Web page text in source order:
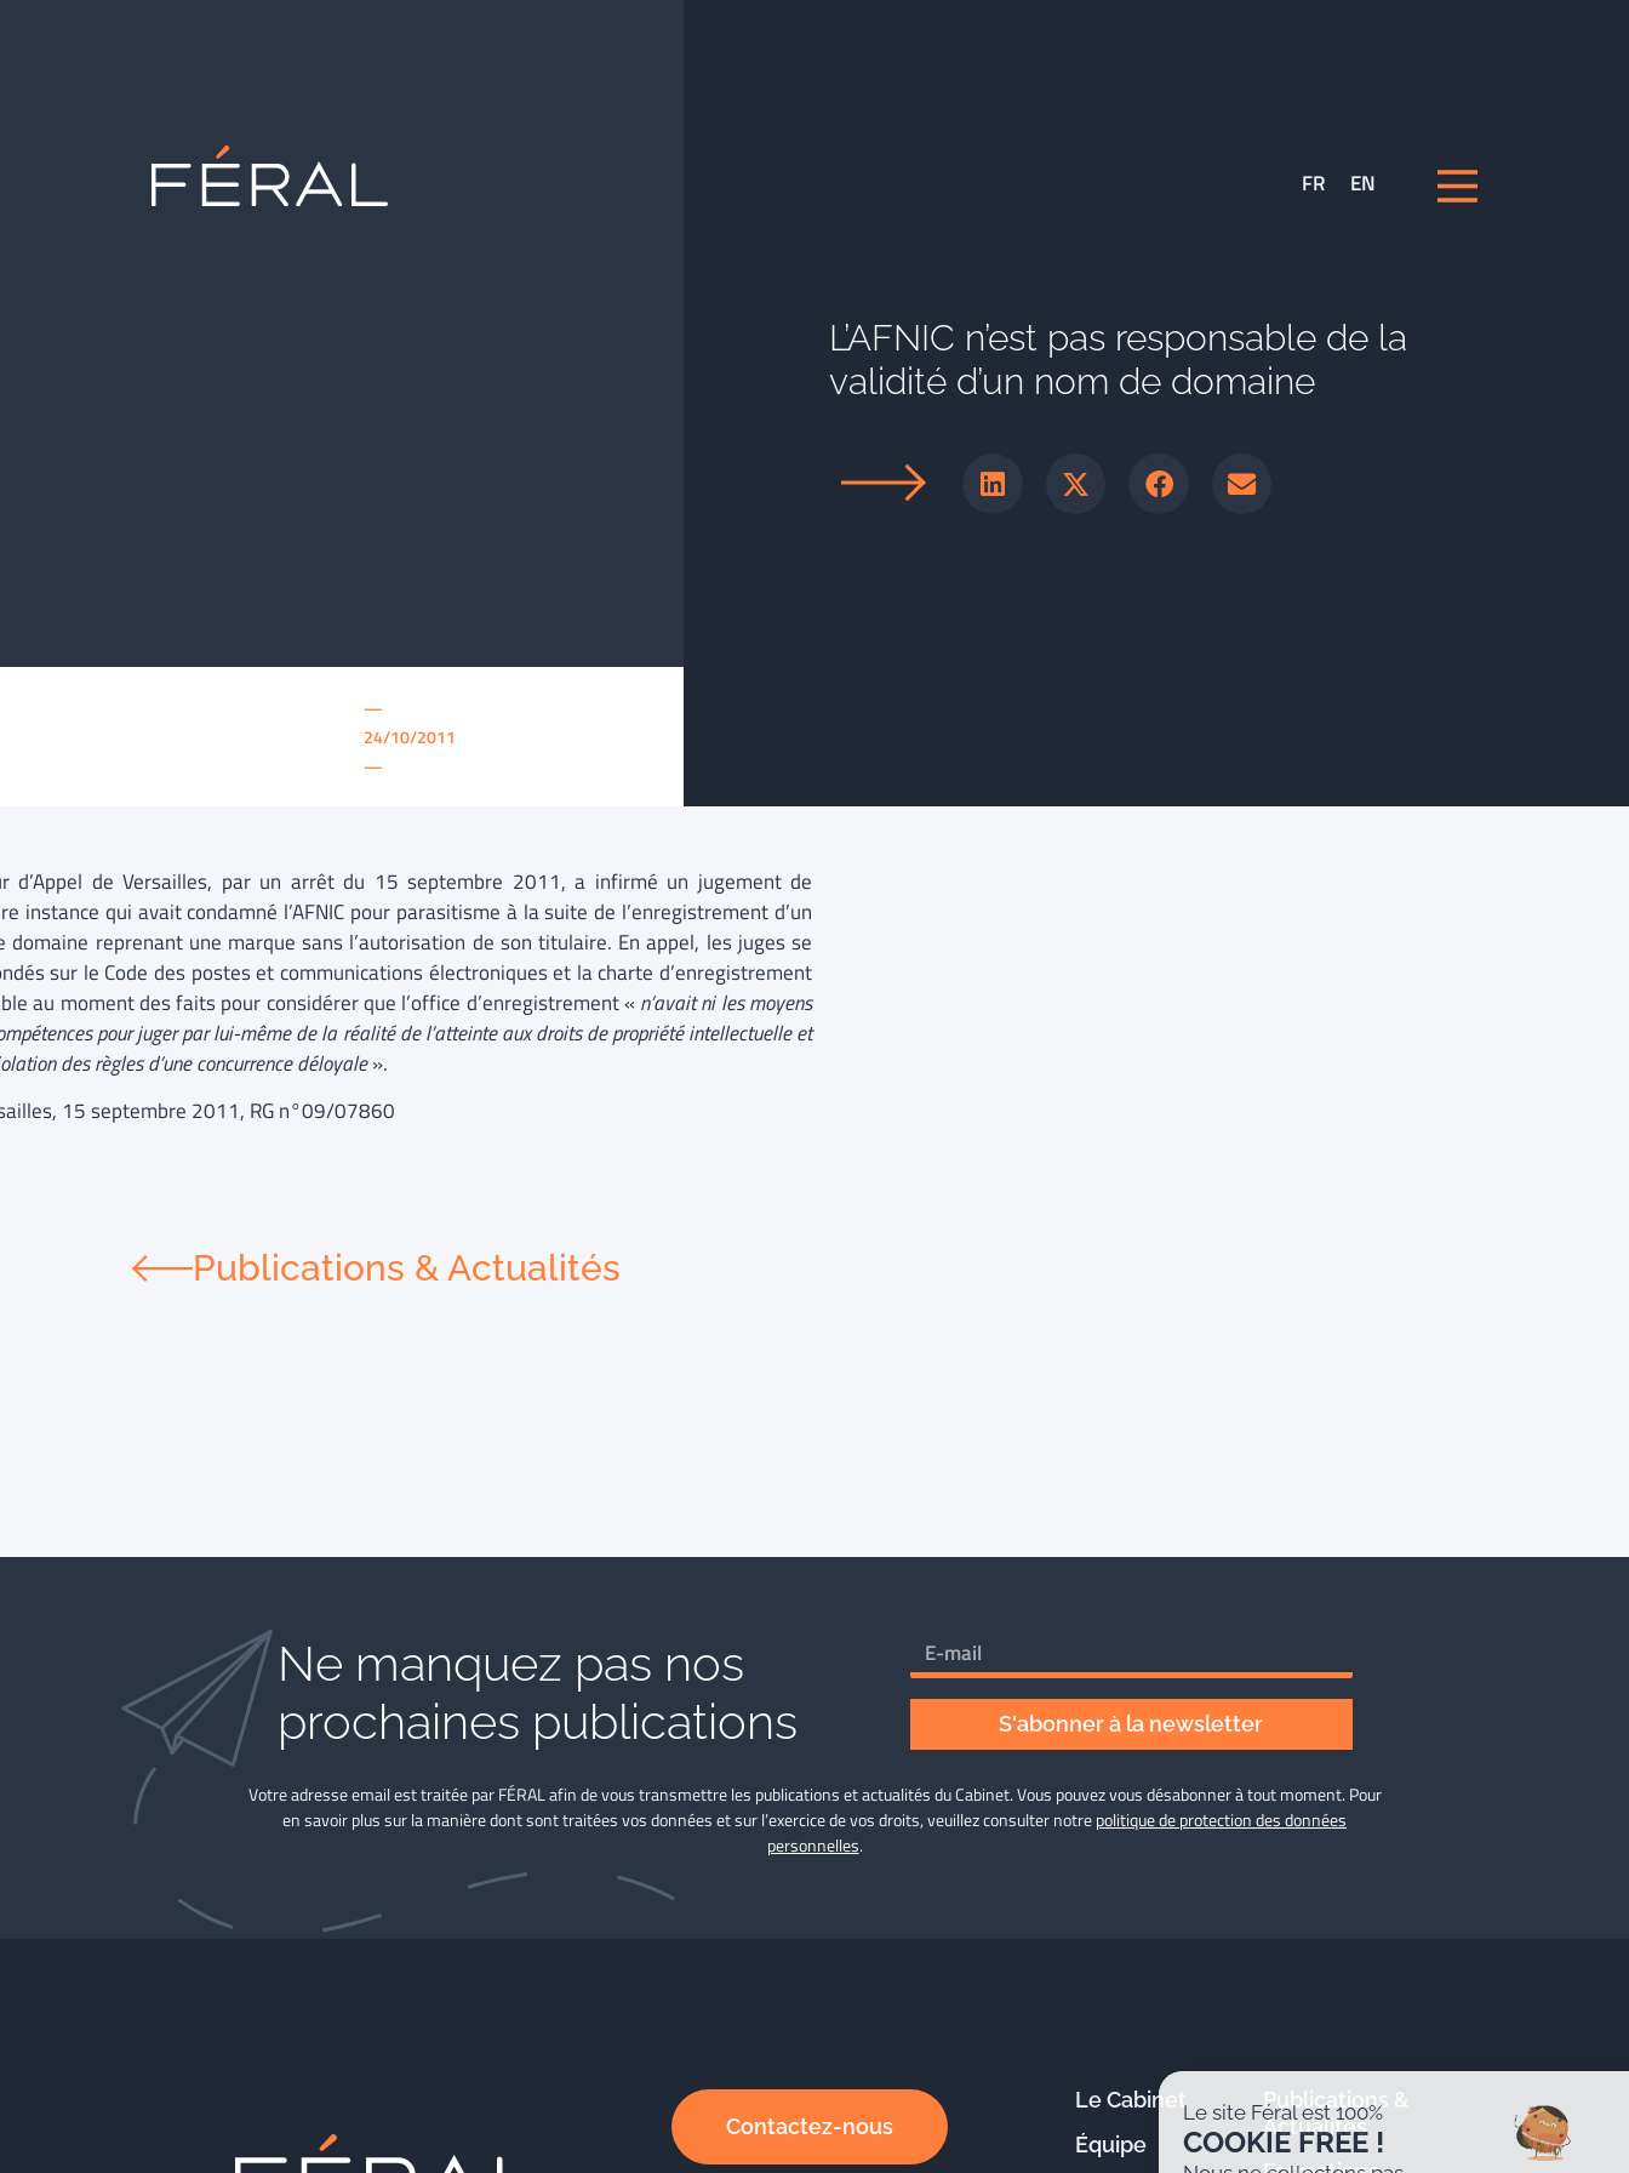
FR EN
—
24/10/2011
—
L’AFNIC n’est pas responsable de la
validité d’un nom de domaine
d’Appel de Versailles, par un arrêt du 15 septembre 2011, a infirmé un jugement de
instance qui avait condamné l’AFNIC pour parasitisme à la suite de l’enregistrement d’un
domaine reprenant une marque sans l’autorisation de son titulaire. En appel, les juges se
sur le Code des postes et communications électroniques et la charte d’enregistrement
au moment des faits pour considérer que l’office d’enregistrement « n’avait ni les moyens
pour juger par lui-même de la réalité de l’atteinte aux droits de propriété intellectuelle et
des règles d’une concurrence déloyale».
15 septembre 2011, RG n°09/07860
Publications & Actualités
Ne manquez pas nos
prochaines publications
S'abonner à la newsletter
Votre adresse email est traitée par FÉRAL afin de vous transmettre les publications et actualités du Cabinet. Vous pouvez vous désabonner à tout moment. Pour
en savoir plus sur la manière dont sont traitées vos données et sur l’exercice de vos droits, veuillez consulter notrepolitique de protection des données
personnelles.
Contactez-nous
Le Cabinet
Équipe
Publications &
Actualités
Le site Féral est 100%
COOKIE FREE !